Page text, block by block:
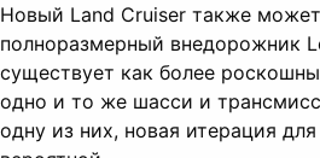
Новый Land Cruiser также
полноразмерный внедорожник
существует как более
одно и то же шасси и
одну из них, новая итерация